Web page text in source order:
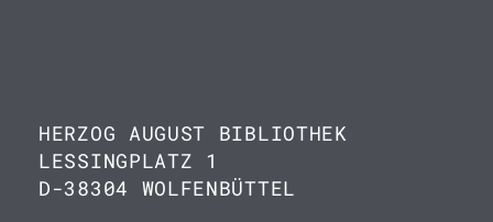
HERZOG AUGUST BIBLIOTHEK
LESSINGPLATZ 1
D-38304 WOLFENBÜTTEL